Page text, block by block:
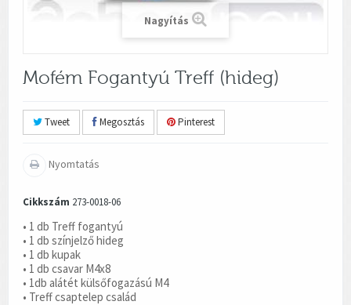
Nagyítás
Mofém Fogantyú Treff (hideg)
Tweet Megosztás Pinterest
Nyomtatás
Cikkszám 273-0018-06
• 1 db Treff fogantyú
• 1 db színjelző hideg
• 1 db kupak
• 1 db csavar M4x8
• 1db alátét külsőfogazású M4
• Treff csaptelep család